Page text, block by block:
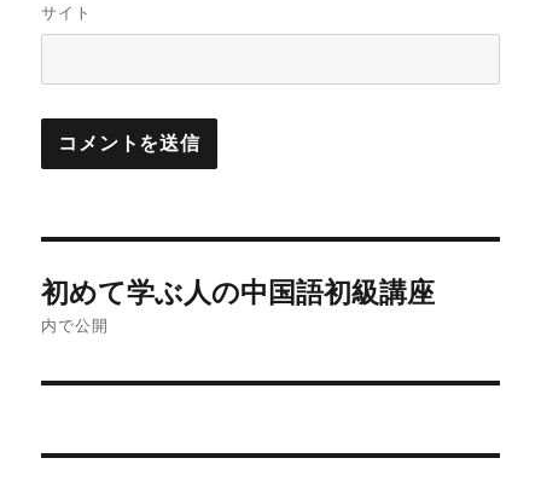
サイト
稿
ゲ
初めて学ぶ人の中国語初級講座
内で公開